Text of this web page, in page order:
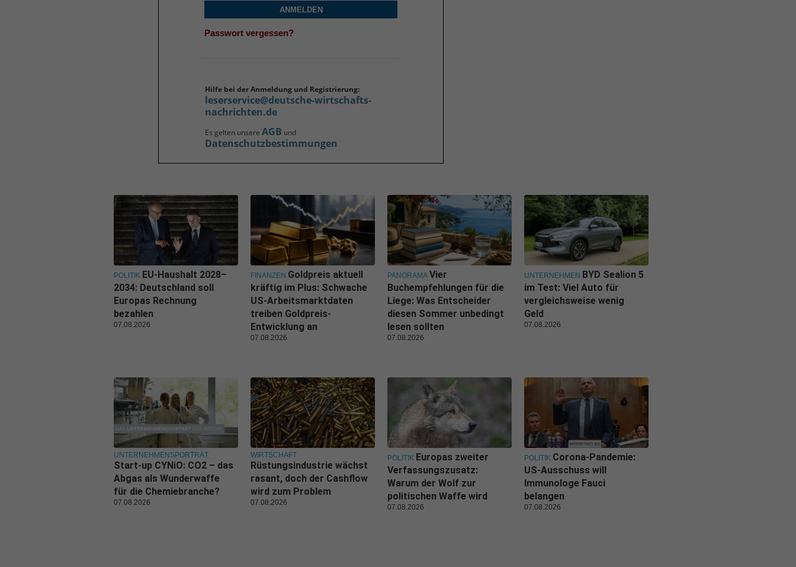
ANMELDEN
Passwort vergessen?
Hilfe bei der Anmeldung und Registrierung:
leserservice@deutsche-wirtschafts-
nachrichten.de
Es gelten unsere AGB und
Datenschutzbestimmungen
POLITIK EU-Haushalt 2028–
2034: Deutschland soll
Europas Rechnung
bezahlen
07.08.2026
FINANZEN Goldpreis aktuell
kräftig im Plus: Schwache
US-Arbeitsmarktdaten
treiben Goldpreis-
Entwicklung an
07.08.2026
PANORAMA Vier
Buchempfehlungen für die
Liege: Was Entscheider
diesen Sommer unbedingt
lesen sollten
07.08.2026
UNTERNEHMEN BYD Sealion 5
im Test: Viel Auto für
vergleichsweise wenig
Geld
07.08.2026
UNTERNEHMENSPORTRÄT
Start-up CYNiO: CO2 – das
Abgas als Wunderwaffe
für die Chemiebranche?
07.08.2026
WIRTSCHAFT
Rüstungsindustrie wächst
rasant, doch der Cashflow
wird zum Problem
07.08.2026
POLITIK Europas zweiter
Verfassungszusatz:
Warum der Wolf zur
politischen Waffe wird
07.08.2026
POLITIK Corona-Pandemie:
US-Ausschuss will
Immunologe Fauci
belangen
07.08.2026